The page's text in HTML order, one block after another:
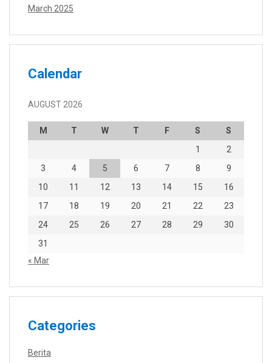
March 2025
Calendar
AUGUST 2026
M T W T F S
S
1
2
3
4 5 6 7 8
9
10
11 12 13 14 15
16
17
18 19 20 21 22
23
24
25 26 27 28 29
30
31
« Mar
Categories
Berita